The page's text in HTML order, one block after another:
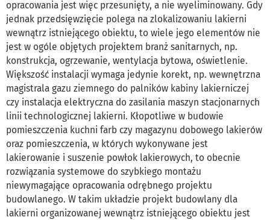
opracowania jest więc przesunięty, a nie wyeliminowany. Gdy
jednak przedsięwzięcie polega na zlokalizowaniu lakierni
wewnątrz istniejącego obiektu, to wiele jego elementów nie
jest w ogóle objętych projektem branż sanitarnych, np.
konstrukcja, ogrzewanie, wentylacja bytowa, oświetlenie.
Większość instalacji wymaga jedynie korekt, np. wewnętrzna
magistrala gazu ziemnego do palników kabiny lakierniczej
czy instalacja elektryczna do zasilania maszyn stacjonarnych
linii technologicznej lakierni. Kłopotliwe w budowie
pomieszczenia kuchni farb czy magazynu dobowego lakierów
oraz pomieszczenia, w których wykonywane jest
lakierowanie i suszenie powłok lakierowych, to obecnie
rozwiązania systemowe do szybkiego montażu
niewymagające opracowania odrębnego projektu
budowlanego. W takim układzie projekt budowlany dla
lakierni organizowanej wewnątrz istniejącego obiektu jest